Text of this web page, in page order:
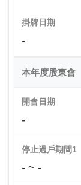
掛牌日期
-
本年度股東會
開會日期
-
停止過戶期間1
- ~ -